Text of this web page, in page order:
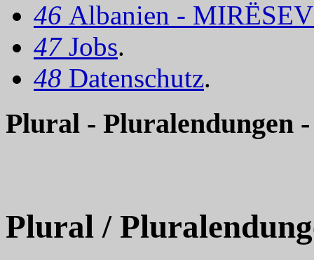
46 Albanien -
47 Jobs.
48 Datenschutz.
Plural - Pluralendungen
Plural /